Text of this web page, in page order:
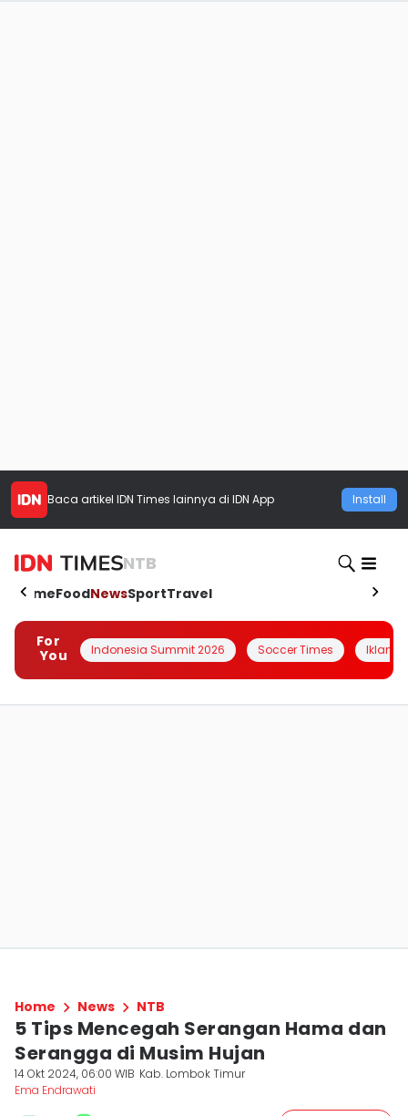
Baca artikel IDN Times lainnya di IDN App Install
NTB
HomeFoodNewsSportTravel
For
You
Indonesia Summit 2026 Soccer Times Iklanin
Home News NTB
5 Tips Mencegah Serangan Hama dan
Serangga di Musim Hujan
14 Okt 2024, 06:00 WIB Kab. Lombok Timur
Ema Endrawati